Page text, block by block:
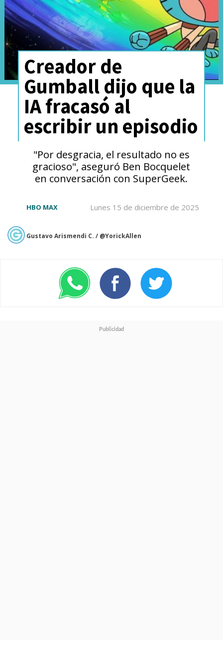
Creador de
Gumball dijo que la
IA fracasó al
escribir un episodio
"Por desgracia, el resultado no es
gracioso", aseguró Ben Bocquelet
en conversación con SuperGeek.
Lunes 15 de diciembre de 2025
HBO MAX
Gustavo Arismendi C. / @YorickAllen